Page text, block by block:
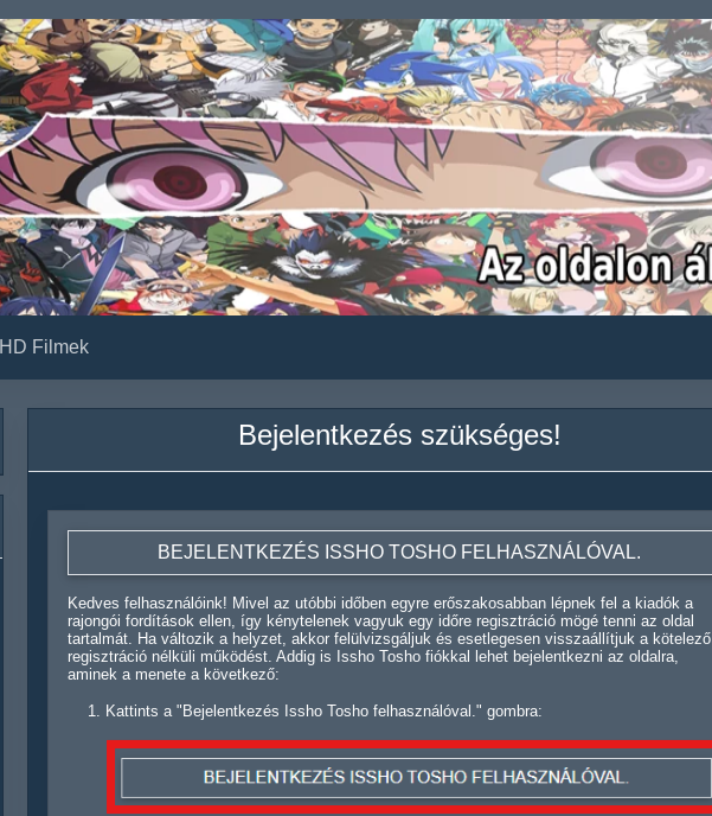
HD Filmek
Bejelentkezés szükséges!
BEJELENTKEZÉS ISSHO TOSHO FELHASZNÁLÓVAL.
Kedves felhasználóink! Mivel az utóbbi időben egyre erőszakosabban lépnek fel a kiadók a
rajongói fordítások ellen, így kénytelenek vagyuk egy időre regisztráció mögé tenni az oldal
tartalmát. Ha változik a helyzet, akkor felülvizsgáljuk és esetlegesen visszaállítjuk a kötelező
regisztráció nélküli működést. Addig is Issho Tosho fiókkal lehet bejelentkezni az oldalra,
aminek a menete a következő:
Kattints a "Bejelentkezés Issho Tosho felhasználóval." gombra: